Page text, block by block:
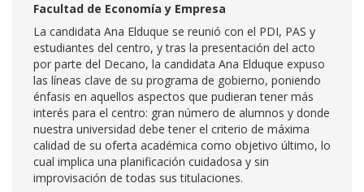
Facultad de Economía y Empresa
La candidata Ana Elduque se reunió con el PDI, PAS y
estudiantes del centro, y tras la presentación del acto
por parte del Decano, la candidata Ana Elduque expuso
las líneas clave de su programa de gobierno, poniendo
énfasis en aquellos aspectos que pudieran tener más
interés para el centro: gran número de alumnos y donde
nuestra universidad debe tener el criterio de máxima
calidad de su oferta académica como objetivo último, lo
cual implica una planificación cuidadosa y sin
improvisación de todas sus titulaciones.